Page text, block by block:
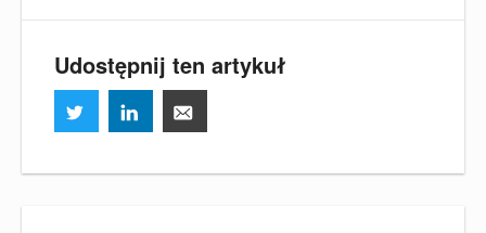
Udostępnij ten artykuł